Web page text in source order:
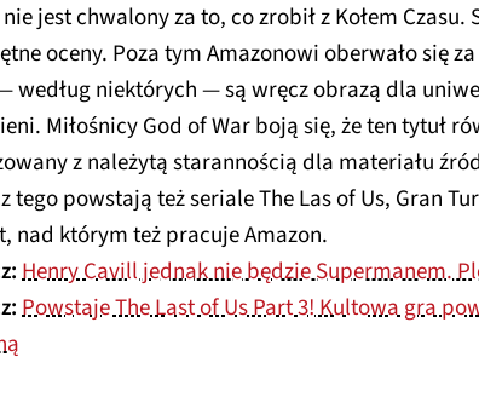
jest chwalony za to, co zrobił z Kołem Czasu.
oceny. Poza tym Amazonowi oberwało się
według niektórych — są wręcz obrazą dla
Miłośnicy God of War boją się, że ten tytuł
z należytą starannością dla materiału
tego powstają też seriale The Las of Us, Gran
nad którym też pracuje Amazon.
Henry Cavill jednak nie będzie Supermanem.
Powstaje The Last of Us Part 3! Kultowa gra